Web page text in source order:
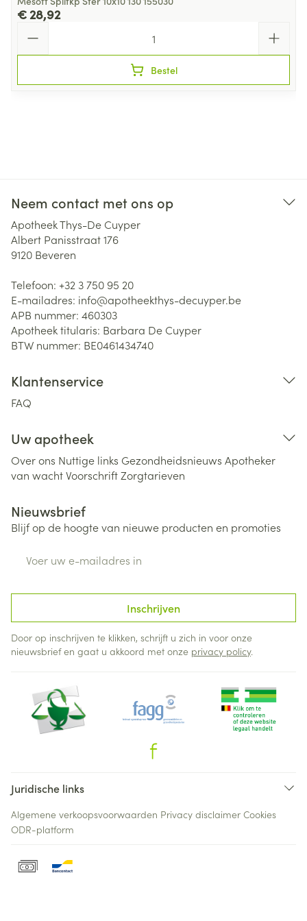
€ 28,92
Bestel
Neem contact met ons op
Apotheek Thys-De Cuyper
Albert Panisstraat 176
9120 Beveren
Telefoon: +32 3 750 95 20
E-mailadres: info@apotheekthys-decuyper.be
APB nummer: 460303
Apotheek titularis: Barbara De Cuyper
BTW nummer: BE0461434740
Klantenservice
FAQ
Uw apotheek
Over ons Nuttige links Gezondheidsnieuws Apotheker
van wachtVoorschriftZorgtarieven
Nieuwsbrief
Blijf op de hoogte van nieuwe producten en promoties
Inschrijven
Door op inschrijven te klikken, schrijft u zich in voor onze
nieuwsbrief en gaat u akkoord met onze privacy policy.
Juridische links
Algemene verkoopsvoorwaarden Privacy disclaimer Cookies
ODR-platform